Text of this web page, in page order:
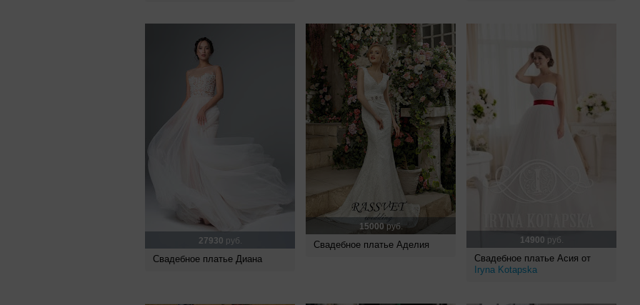
27930 руб.
Свадебное платье Диана
15000руб.
Свадебное платье Аделия 14900 руб.
Свадебное платье Асия от
Iryna Kotapska